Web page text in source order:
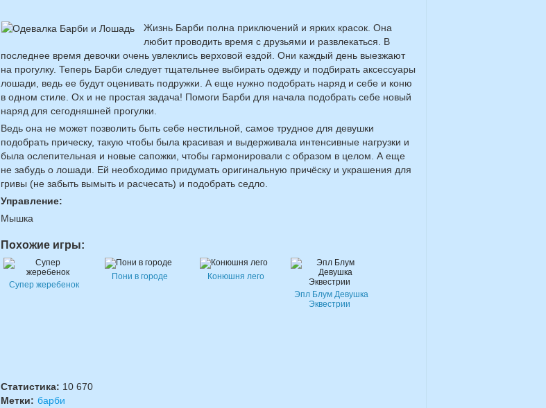
Жизнь Барби полна приключений и ярких красок. Она
любит проводить время с друзьями и развлекаться. В
последнее время девочки очень увлеклись верховой ездой. Они каждый день выезжают
на прогулку. Теперь Барби следует тщательнее выбирать одежду и подбирать аксессуары
лошади, ведь ее будут оценивать подружки. А еще нужно подобрать наряд и себе и коню
в одном стиле. Ох и не простая задача! Помоги Барби для начала подобрать себе новый
наряд для сегодняшней прогулки.
Ведь она не может позволить быть себе нестильной, самое трудное для девушки
подобрать прическу, такую чтобы была красивая и выдерживала интенсивные нагрузки и
была ослепительная и новые сапожки, чтобы гармонировали с образом в целом. А еще
не забудь о лошади. Ей необходимо придумать оригинальную причёску и украшения для
гривы (не забыть вымыть и расчесать) и подобрать седло.
Управление:
Мышка
Похожие игры:
Супер жеребенок
Пони в городе
Конюшня лего
Эпл Блум Девушка
Эквестрии
Статистика: 10 670
Метки: барби